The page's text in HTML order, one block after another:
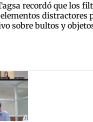
recordó que los
sobre bultos y